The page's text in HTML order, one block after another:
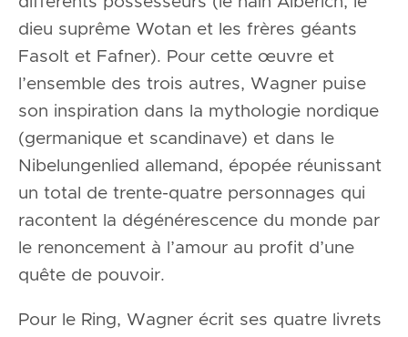
dieu suprême Wotan et les frères géants
Fasolt et Fafner). Pour cette œuvre et
l’ensemble des trois autres, Wagner puise
son inspiration dans la mythologie nordique
(germanique et scandinave) et dans le
Nibelungenlied allemand, épopée réunissant
un total de trente-quatre personnages qui
racontent la dégénérescence du monde par
le renoncement à l’amour au profit d’une
quête de pouvoir.
Pour le Ring, Wagner écrit ses quatre livrets